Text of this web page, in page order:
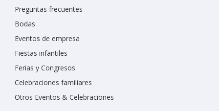
Preguntas frecuentes
Bodas
Eventos de empresa
Fiestas infantiles
Ferias y Congresos
Celebraciones familiares
Otros Eventos & Celebraciones